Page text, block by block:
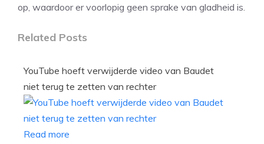
op, waardoor er voorlopig geen sprake van gladheid is.
Related Posts
YouTube hoeft verwijderde video van Baudet
niet terug te zetten van rechter
Read more